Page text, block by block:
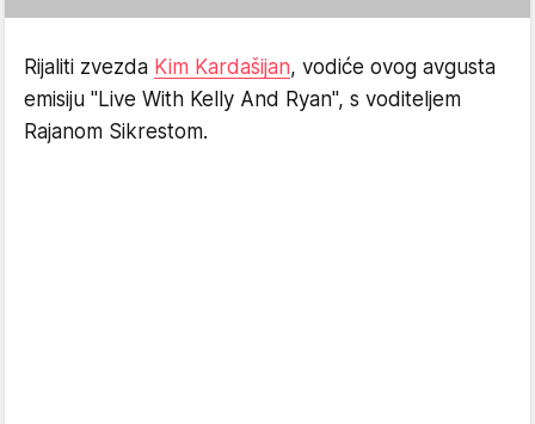
Rijaliti zvezda Kim Kardašijan, vodiće ovog avgusta
emisiju "Live With Kelly And Ryan", s voditeljem
Rajanom Sikrestom.